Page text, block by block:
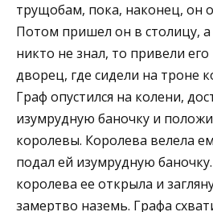
трущобам, пока, наконец, он
Потом пришел он в столицу, а
никто не знал, то привели
дворец, где сидели на троне
Граф опустился на колени,
изумрудную баночку и
королевы. Королева велела
подал ей изумрудную
королева ее открыла и
замертво наземь. Графа